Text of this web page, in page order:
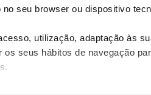
seu browser ou dispositivo
utilização, adaptação às
seus hábitos de navegação